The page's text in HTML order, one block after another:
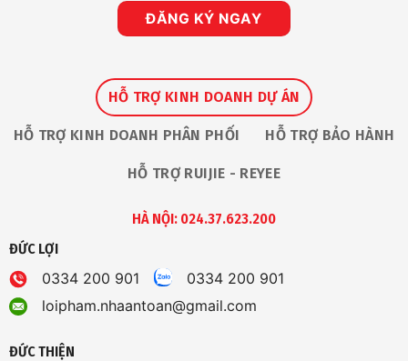
ĐĂNG KÝ NGAY
HỖ TRỢ KINH DOANH DỰ ÁN
HỖ TRỢ KINH DOANH PHÂN PHỐI HỖ TRỢ BẢO HÀNH
HỖ TRỢ RUIJIE - REYEE
HÀ NỘI: 024.37.623.200
ĐỨC LỢI
0334 200 901
0334 200 901
loipham.nhaantoan@gmail.com
ĐỨC THIỆN